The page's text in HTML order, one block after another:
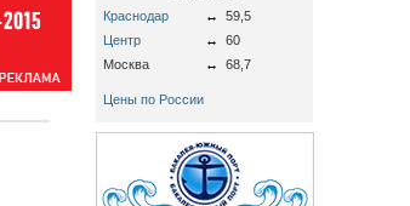
Краснодар
↔
59,5
Центр
↔
60
Москва
↔ 68,7
Цены по России